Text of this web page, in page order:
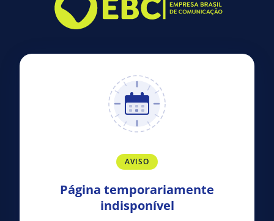
AVISO
Página temporariamente
indisponível